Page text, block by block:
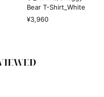
Bear T-Shirt_White
¥3,960